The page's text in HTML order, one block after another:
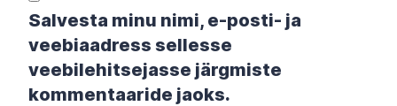
Salvesta minu nimi, e-posti- ja
veebiaadress sellesse
veebilehitsejasse järgmiste
kommentaaride jaoks.